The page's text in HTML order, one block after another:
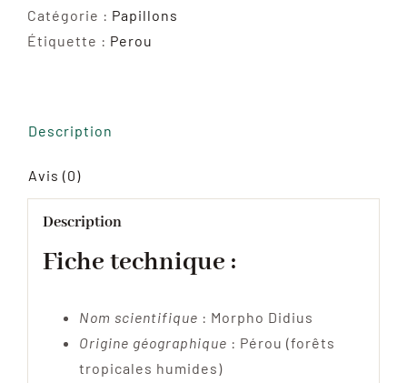
Didius
-
métallique
-
Exotique
de
Collection
Entomologique
Catégorie : Papillons
Étiquette : Perou
Description
Avis (0)
Description
Fiche technique :
Nom scientifique : Morpho Didius
Origine géographique : Pérou (forêts
tropicales humides)